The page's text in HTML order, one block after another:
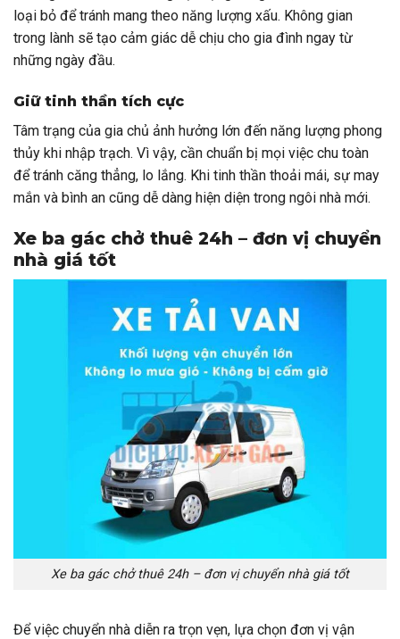
loại bỏ để tránh mang theo năng lượng xấu. Không gian
trong lành sẽ tạo cảm giác dễ chịu cho gia đình ngay từ
những ngày đầu.
Giữ tinh thần tích cực
Tâm trạng của gia chủ ảnh hưởng lớn đến năng lượng phong
thủy khi nhập trạch. Vì vậy, cần chuẩn bị mọi việc chu toàn
để tránh căng thẳng, lo lắng. Khi tinh thần thoải mái, sự may
mắn và bình an cũng dễ dàng hiện diện trong ngôi nhà mới.
Xe ba gác chở thuê 24h – đơn vị chuyển
nhà giá tốt
Xe ba gác chở thuê 24h – đơn vị chuyển nhà giá tốt
Để việc chuyển nhà diễn ra trọn vẹn, lựa chọn đơn vị vận